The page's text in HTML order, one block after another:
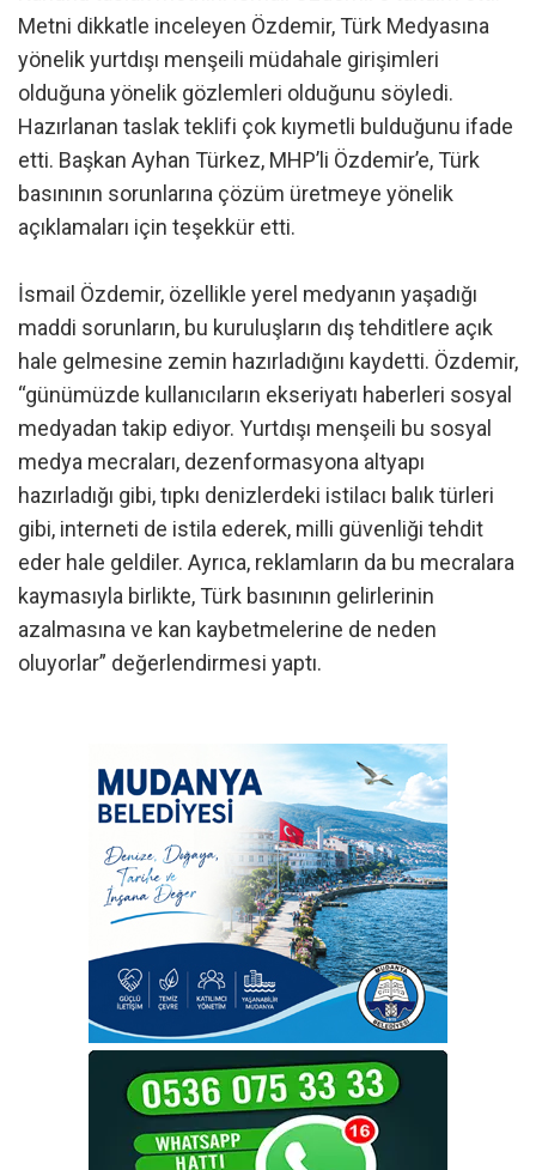
Metni dikkatle inceleyen Özdemir, Türk Medyasına
yönelik yurtdışı menşeili müdahale girişimleri
olduğuna yönelik gözlemleri olduğunu söyledi.
Hazırlanan taslak teklifi çok kıymetli bulduğunu ifade
etti. Başkan Ayhan Türkez, MHP’li Özdemir’e, Türk
basınının sorunlarına çözüm üretmeye yönelik
açıklamaları için teşekkür etti.
İsmail Özdemir, özellikle yerel medyanın yaşadığı
maddi sorunların, bu kuruluşların dış tehditlere açık
hale gelmesine zemin hazırladığını kaydetti. Özdemir,
“günümüzde kullanıcıların ekseriyatı haberleri sosyal
medyadan takip ediyor. Yurtdışı menşeili bu sosyal
medya mecraları, dezenformasyona altyapı
hazırladığı gibi, tıpkı denizlerdeki istilacı balık türleri
gibi, interneti de istila ederek, milli güvenliği tehdit
eder hale geldiler. Ayrıca, reklamların da bu mecralara
kaymasıyla birlikte, Türk basınının gelirlerinin
azalmasına ve kan kaybetmelerine de neden
oluyorlar” değerlendirmesi yaptı.